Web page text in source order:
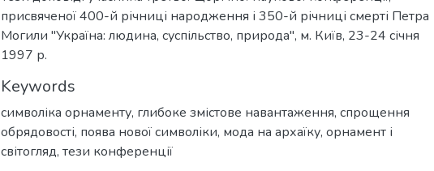
присвяченої 400-й річниці народження і 350-й річниці смерті Петра
Могили "Україна: людина, суспільство, природа", м. Київ, 23-24 січня
1997 р.
Keywords
символіка орнаменту, глибоке змістове навантаження, спрощення
обрядовості, поява нової символіки, мода на архаїку, орнамент і
світогляд, тези конференції